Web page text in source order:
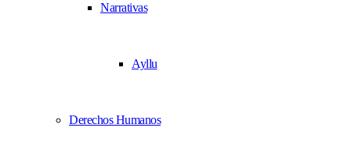
Narrativas
Ayllu
Derechos Humanos